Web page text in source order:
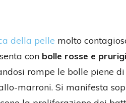
della pelle molto
con bolle rosse e
rompe le bolle piene di
marroni. Si manifesta